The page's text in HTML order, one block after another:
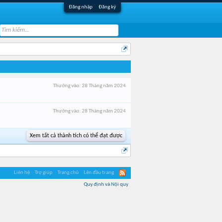
Đăng nhập Đăng ký
Thưởng vào: 28 Tháng năm 2024
Thưởng vào: 28 Tháng năm 2024
Xem tất cả thành tích có thể đạt được
Liên hệ Trợ giúp Trang chủ Lên đầu trang
Quy định và Nội quy